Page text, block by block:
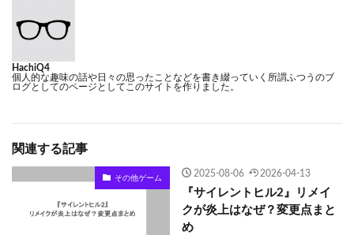
HachiQ4
個人的な趣味の話や日々の思ったことなどを書き綴っていく所謂ふつうのブ
ログとしてのページとしてこのサイトを作りました。
関連する記事
その他ゲーム 2025-08-06 2026-04-13
『サイレントヒル2』リメイ
クが炎上はなぜ？変更点まと
め